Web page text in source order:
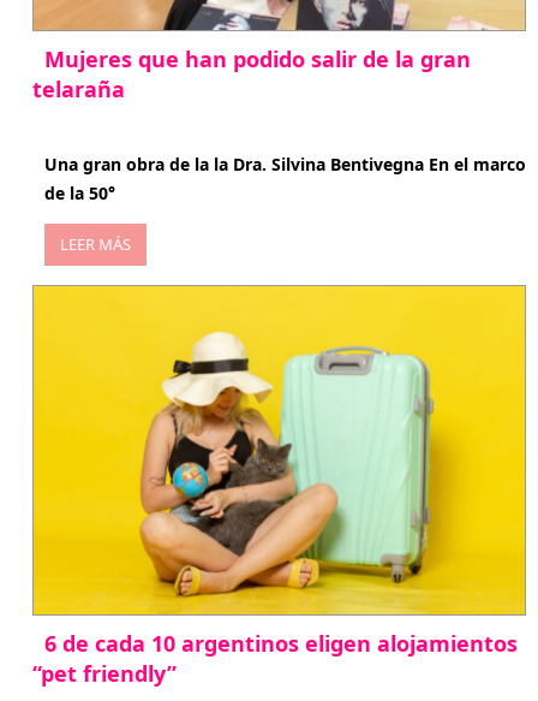
Mujeres que han podido salir de la gran
telaraña
Una gran obra de la la Dra. Silvina Bentivegna En el marco
de la 50°
LEER MÁS
6 de cada 10 argentinos eligen alojamientos
“pet friendly”